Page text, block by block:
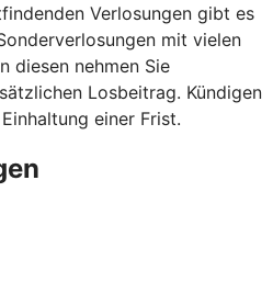
Verlosungen gibt es
mit vielen
diesen nehmen Sie
Losbeitrag. Kündigen
einer Frist.